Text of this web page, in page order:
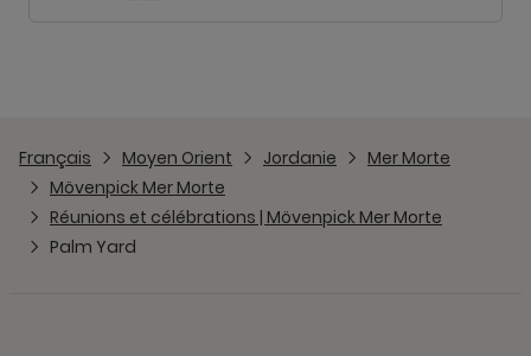
Français Moyen Orient Jordanie
Mer Morte
Mövenpick Mer Morte
Réunions et célébrations | Mövenpick Mer Morte
Palm Yard